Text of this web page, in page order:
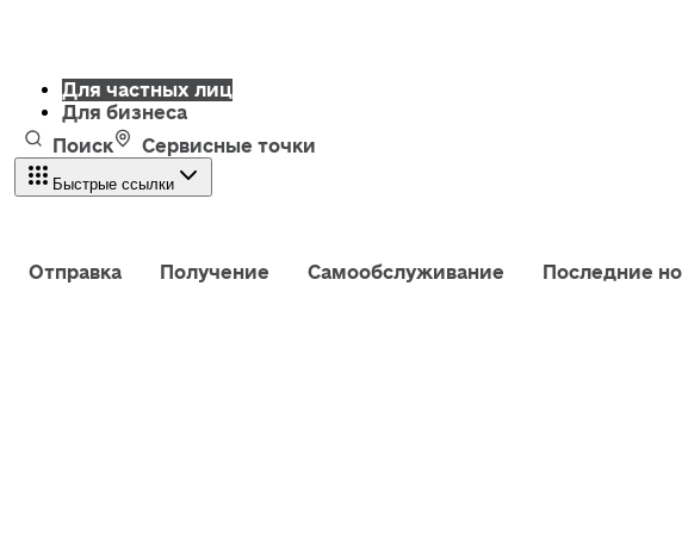
Для частных лиц
Для бизнеса
Поиск
Сервисные точки
Быстрые ссылки
Отправка Получение Самообслуживание Последние